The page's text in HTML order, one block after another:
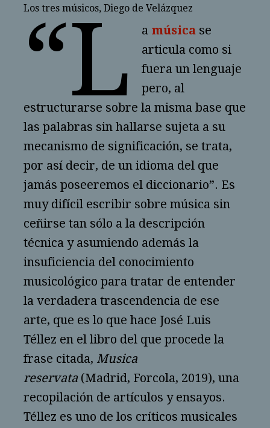
Los tres músicos, Diego de Velázquez
“L a músicase
articula como si
fuera un lenguaje
pero, al
estructurarse sobre la misma base que
las palabras sin hallarse sujeta a su
mecanismo de significación, se trata,
por así decir, de un idioma del que
jamás poseeremos el diccionario”. Es
muy difícil escribir sobre música sin
ceñirse tan sólo a la descripción
técnica y asumiendo además la
insuficiencia del conocimiento
musicológico para tratar de entender
la verdadera trascendencia de ese
arte, que es lo que hace José Luis
Téllez en el libro del que procede la
frase citada, Musica
reservata (Madrid, Forcola, 2019), una
recopilación de artículos y ensayos.
Téllez es uno de los críticos musicales